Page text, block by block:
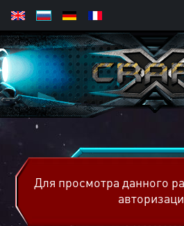
Для просмотра данного